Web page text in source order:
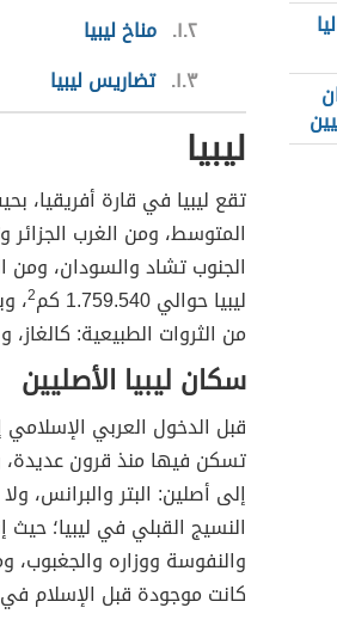
١.٢ مناخ ليبيا
١.٣ تضاريس ليبيا
ليبيا
تقع ليبيا في قارة أفريقيا،
المتوسط، ومن الغرب
الجنوب تشاد والسودان، ومن
ليبيا حوالي 1.759.540 كم
2،
من الثروات الطبيعية: كالغاز،
سكان ليبيا الأصليين
قبل الدخول العربي الإسلامي
تسكن فيها منذ قرون عديدة،
إلى أصلين: البتر والبرانس،
النسيج القبلي في ليبيا؛
والنفوسة ووزاره والجغبوب،
كانت موجودة قبل الإسلام في